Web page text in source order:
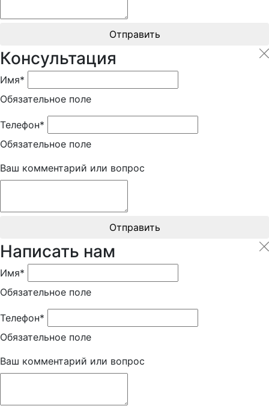
Отправить
Консультация
Имя*
Обязательное поле
Телефон*
Обязательное поле
Ваш комментарий или вопрос
Отправить
Написать нам
Имя*
Обязательное поле
Телефон*
Обязательное поле
Ваш комментарий или вопрос